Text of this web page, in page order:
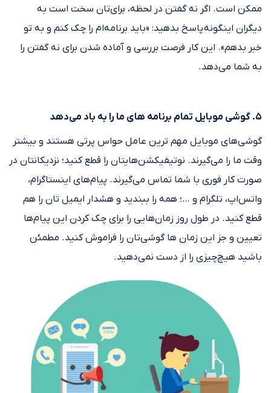
ممکن است. اگر نه گفتن در لحظه، برای‌تان سخت است به
دیگران اینگونه پاسخ بدهید: «باید برنامه‌ام را چک کنم و به تو
خبر بدهم». این کار فرصت بررسی و آماده شدن برای نه گفتن را
به شما می‌دهد.
۵. گوشی موبایل تمام برنامه های ما را به باد می‌دهد
گوشی‌های موبایل مهم ترین عامل حواس پرتی هستند و بیشتر
وقت ما را می‌گیرند. نوتیفیکشن‌هایتان را قطع کنید؛ نزدیکانتان در
صورت کار فوری با شما تماس می‌گیرند. پیام‌های اینستاگرام،
واتس‌اپ، تلگرام و …؛ همه را ببندید و هشدار ایمیل تان را هم
قطع کنید. در طول روز زمان‌هایی را برای چک کردن این پیام‌ها
تعیین و جز این زمان ها گوشی‌تان را فراموش کنید. مطمئن
باشید هیچ‌چیزی را از دست نمی‌دهید.